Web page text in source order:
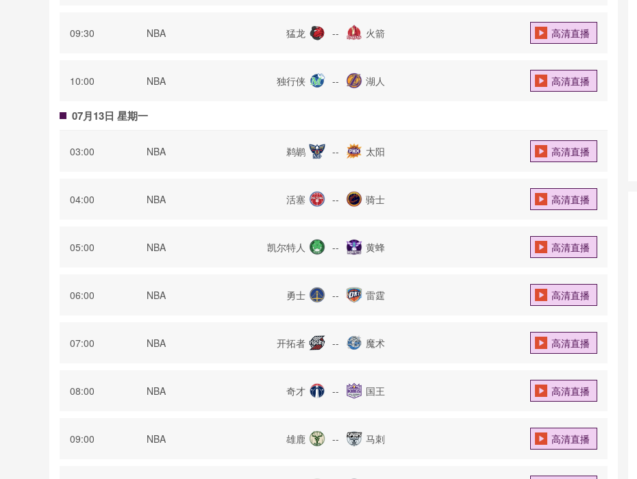
09:30 NBA 猛龙 -- 火箭 高清直播
10:00 NBA 独行侠 -- 湖人 高清直播
07月13日 星期一
03:00 NBA 鹈鹕 -- 太阳 高清直播
04:00 NBA 活塞 -- 骑士 高清直播
05:00 NBA 凯尔特人 -- 黄蜂 高清直播
06:00 NBA 勇士 -- 雷霆 高清直播
07:00 NBA 开拓者 -- 魔术 高清直播
08:00 NBA 奇才 -- 国王 高清直播
09:00 NBA 雄鹿 -- 马刺 高清直播